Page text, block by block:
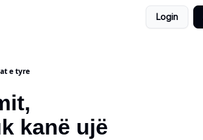
Login
e tyre
kanë ujë